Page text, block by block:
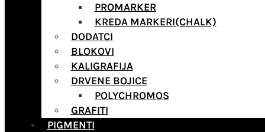
PROMARKER
KREDA MARKERI(CHALK)
DODATCI
BLOKOVI
KALIGRAFIJA
DRVENE BOJICE
POLYCHROMOS
GRAFITI
PIGMENTI